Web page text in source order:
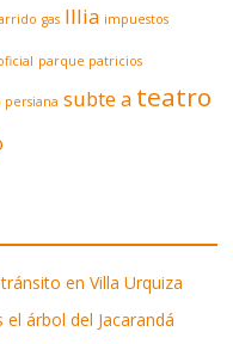
gas Illia impuestos
parque patricios
subte a teatro
en Villa Urquiza
árbol del Jacarandá